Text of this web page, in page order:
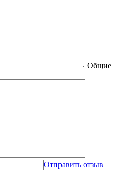
Общие
Отправить отзыв